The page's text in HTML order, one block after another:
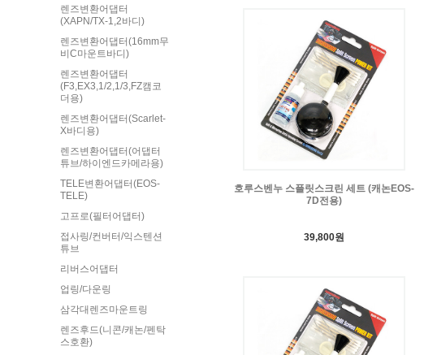
렌즈변환어댑터
(XAPN/TX-1,2바디)
렌즈변환어댑터(16mm무
비C마운트바디)
렌즈변환어댑터
(F3,EX3,1/2,1/3,FZ캠코
더용)
렌즈변환어댑터(Scarlet-
X바디용)
렌즈변환어댑터(어댑터
튜브/하이엔드카메라용)
TELE변환어댑터(EOS-
TELE)
고프로(필터어댑터)
접사링/컨버터/익스텐션
튜브
리버스어댑터
업링/다운링
삼각대렌즈마운트링
렌즈후드(니콘/캐논/펜탁
스호환)
호루스벤누 스플릿스크린 세트 (캐논EOS-
7D전용)
39,800원